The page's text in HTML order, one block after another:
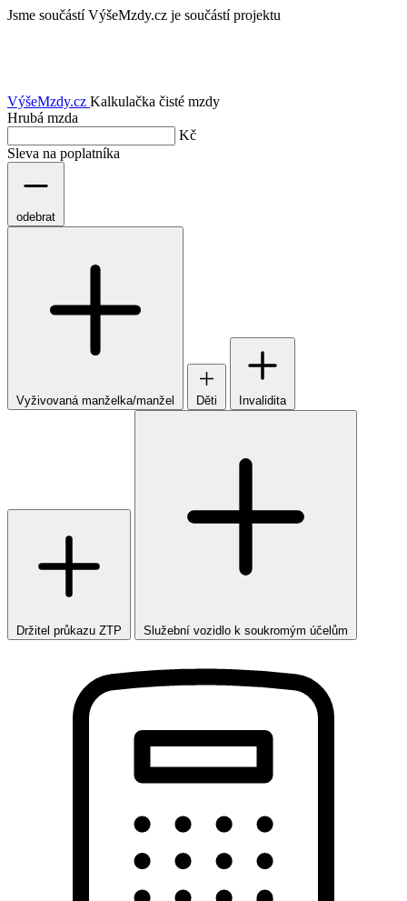
Jsme součástí VýšeMzdy.cz je součástí projektu
VýšeMzdy.cz Kalkulačka čisté mzdy
Hrubá mzda
Kč
Sleva na poplatníka
odebrat
Vyživovaná manželka/manžel Děti Invalidita
Držitel průkazu ZTP Služební vozidlo k soukromým účelům